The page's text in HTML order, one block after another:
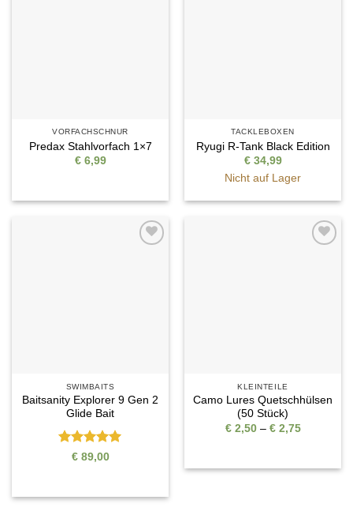
VORFACHSCHNUR
Predax Stahlvorfach 1×7
€6,99
TACKLEBOXEN
Ryugi R-Tank Black Edition
€34,99
Nicht auf Lager
SWIMBAITS
Baitsanity Explorer 9 Gen 2
Glide Bait
Bewertet
€89,00
KLEINTEILE
Camo Lures Quetschhülsen
(50 Stück)
€2,50 – €2,75